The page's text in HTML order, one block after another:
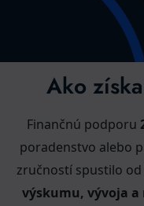
Ako
Finančnú podporu
poradenstvo alebo
zručností spustilo od
výskumu, vývoja a